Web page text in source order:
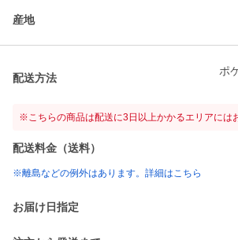
産地
配送方法
ポ
※こちらの商品は配送に3日以上かかるエリアには
配送料金（送料）
※離島などの例外はあります。詳細はこちら
お届け日指定